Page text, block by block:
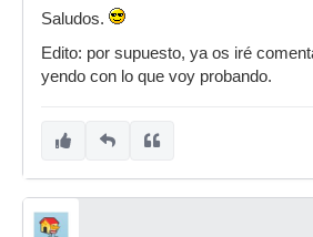
Saludos.
Edito: por supuesto, ya os iré
yendo con lo que voy probando.